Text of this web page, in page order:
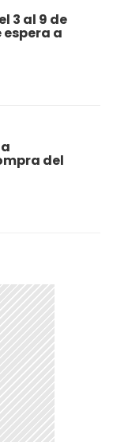
3 al 9 de
espera a
del